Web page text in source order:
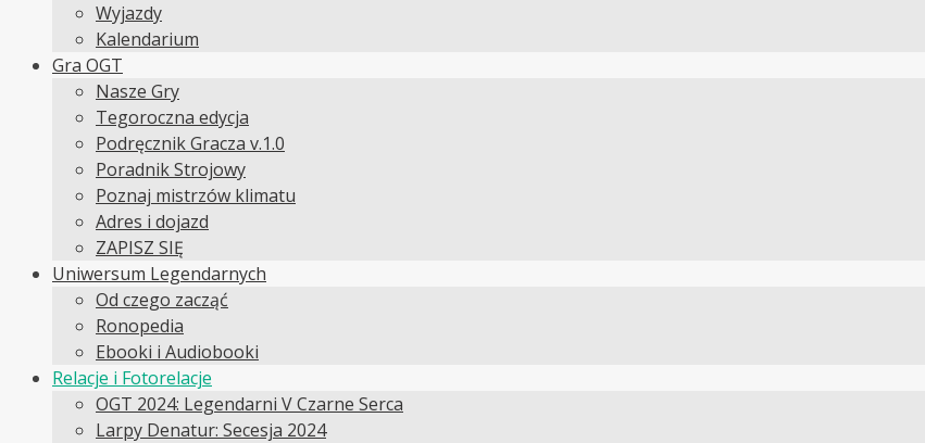
Wyjazdy
Kalendarium
Gra OGT
Nasze Gry
Tegoroczna edycja
Podręcznik Gracza v.1.0
Poradnik Strojowy
Poznaj mistrzów klimatu
Adres i dojazd
ZAPISZ SIĘ
Uniwersum Legendarnych
Od czego zacząć
Ronopedia
Ebooki i Audiobooki
Relacje i Fotorelacje
OGT 2024: Legendarni V Czarne Serca
Larpy Denatur: Secesja 2024